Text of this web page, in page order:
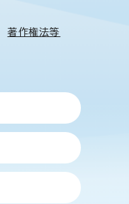
著作権法等